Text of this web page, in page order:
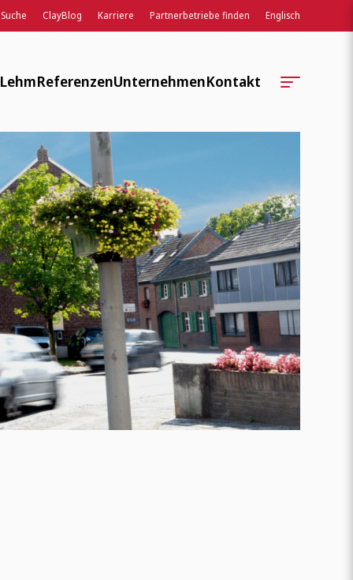
Suche ClayBlog Karriere Partnerbetriebe finden Englisch
ReferenzenUnternehmen
Unternehmensgeschichte
Soziale Verantwortung
Verbände, Normen, Wissen
Weiterbildung, Lehre, Entwicklung
ClayBlog
Veranstaltungen
Karriere
Kontakt
Kontaktformular
Regionale Serviceteams
Auftragsbearbeitung
Ansprechpartner:innen
ClayTec Intern